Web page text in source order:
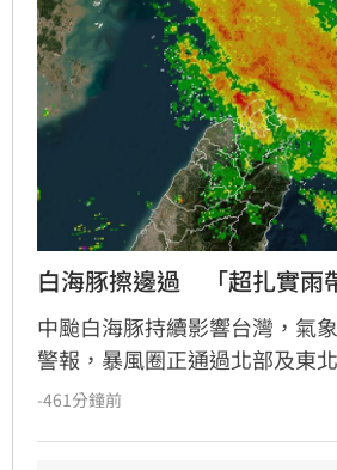
白海豚擦邊過　「超扎實雨
中颱白海豚持續影響台灣，氣
警報，暴風圈正通過北部及東
（9）日凌晨至上午影響最劇。
-461分鐘前